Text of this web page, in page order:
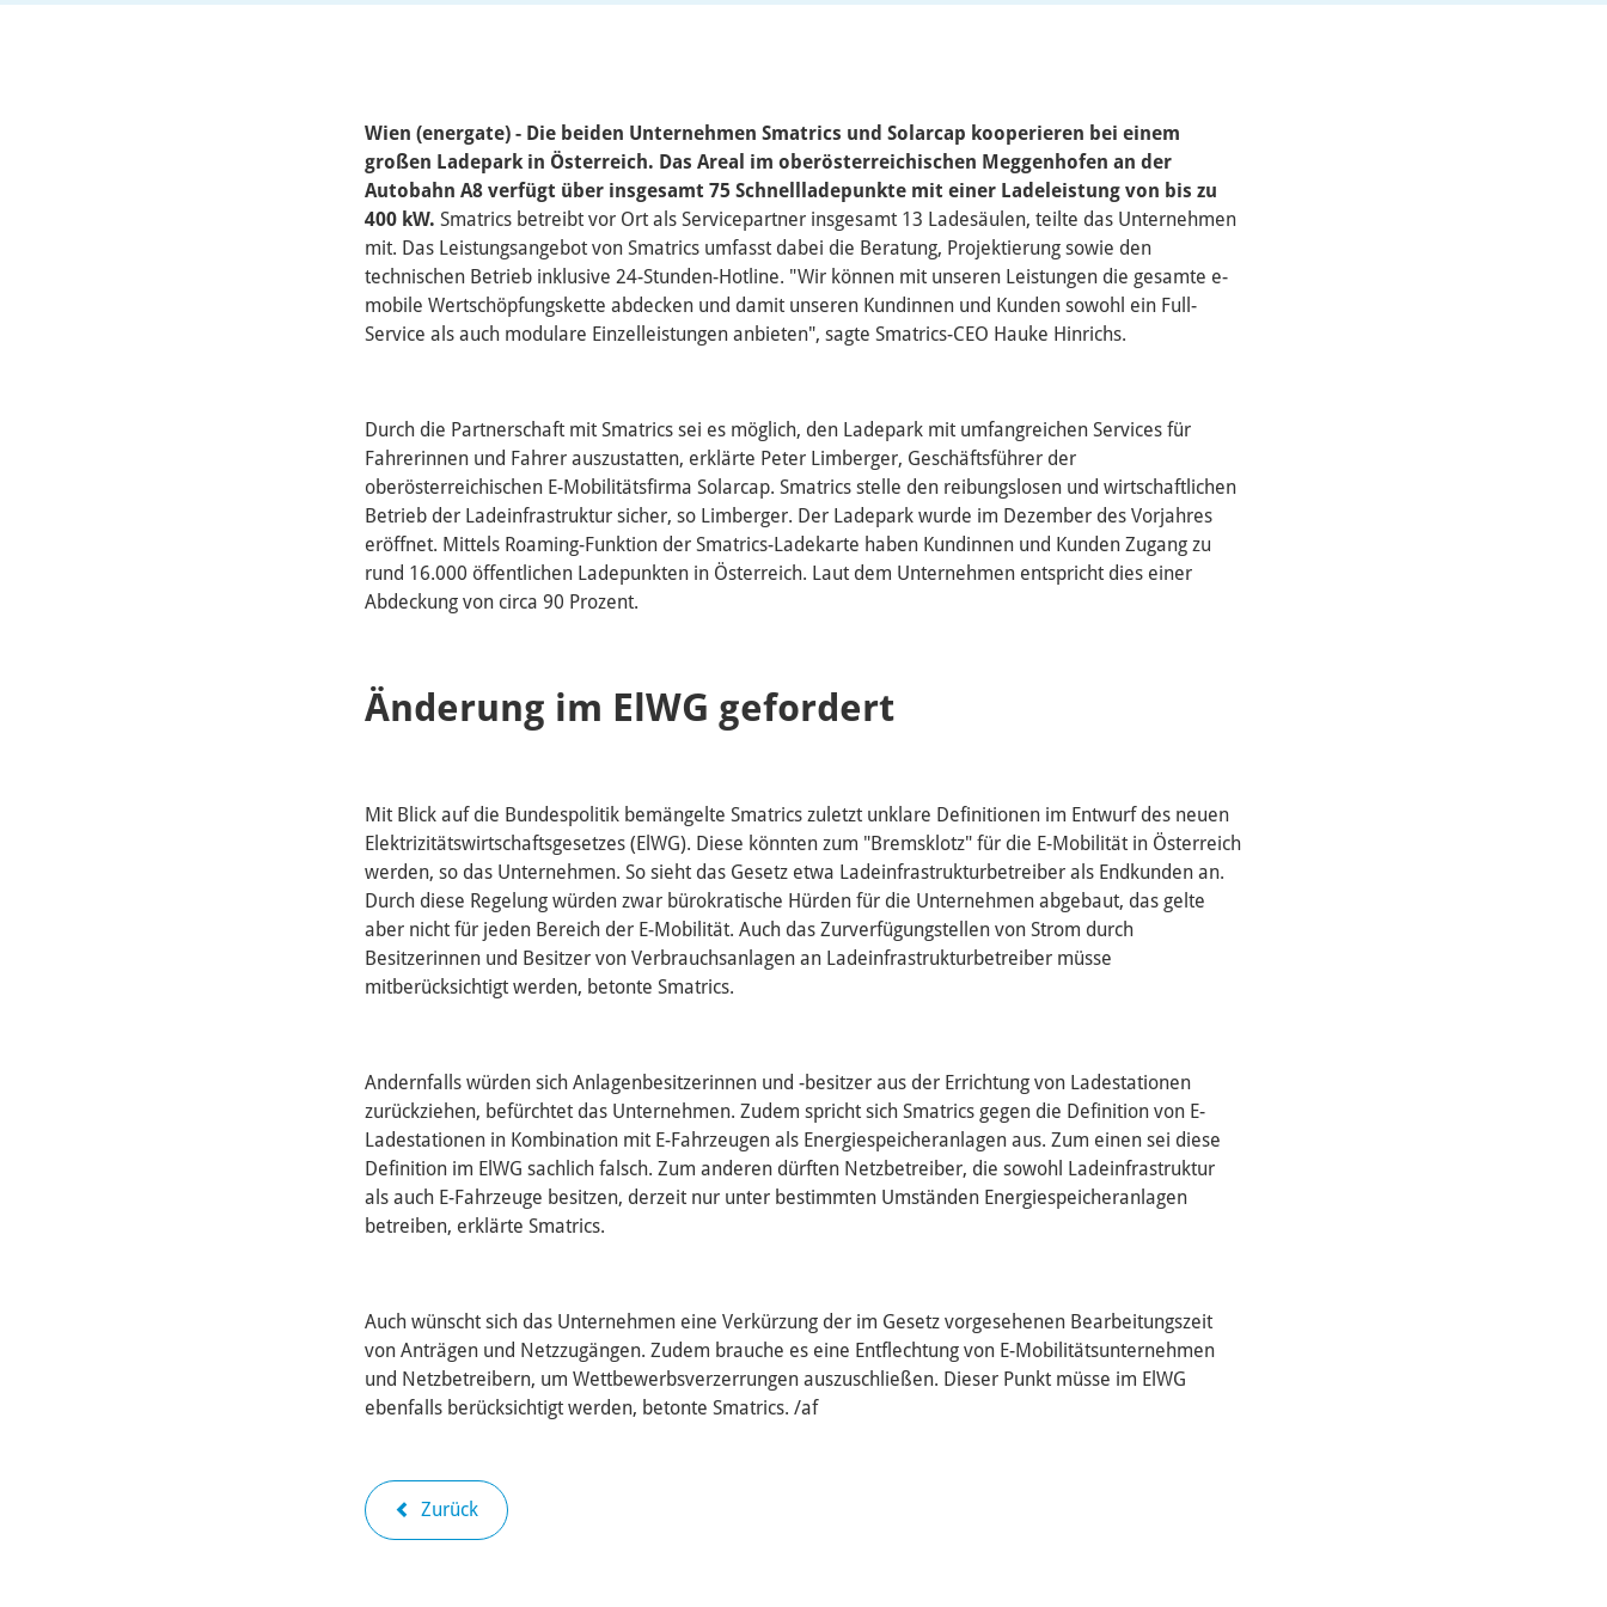
Wien (energate) - Die beiden Unternehmen Smatrics und Solarcap kooperieren bei einem
großen Ladepark in Österreich. Das Areal im oberösterreichischen Meggenhofen an der
Autobahn A8 verfügt über insgesamt 75 Schnellladepunkte mit einer Ladeleistung von bis zu
400 kW.Smatrics betreibt vor Ort als Servicepartner insgesamt 13 Ladesäulen, teilte das Unternehmen
mit. Das Leistungsangebot von Smatrics umfasst dabei die Beratung, Projektierung sowie den
technischen Betrieb inklusive 24-Stunden-Hotline. "Wir können mit unseren Leistungen die gesamte e-
mobile Wertschöpfungskette abdecken und damit unseren Kundinnen und Kunden sowohl ein Full-
Service als auch modulare Einzelleistungen anbieten", sagte Smatrics-CEO Hauke Hinrichs.
Durch die Partnerschaft mit Smatrics sei es möglich, den Ladepark mit umfangreichen Services für
Fahrerinnen und Fahrer auszustatten, erklärte Peter Limberger, Geschäftsführer der
oberösterreichischen E-Mobilitätsfirma Solarcap. Smatrics stelle den reibungslosen und wirtschaftlichen
Betrieb der Ladeinfrastruktur sicher, so Limberger. Der Ladepark wurde im Dezember des Vorjahres
eröffnet. Mittels Roaming-Funktion der Smatrics-Ladekarte haben Kundinnen und Kunden Zugang zu
rund 16.000 öffentlichen Ladepunkten in Österreich. Laut dem Unternehmen entspricht dies einer
Abdeckung von circa 90 Prozent.
Änderung im ElWG gefordert
Mit Blick auf die Bundespolitik bemängelte Smatrics zuletzt unklare Definitionen im Entwurf des neuen
Elektrizitätswirtschaftsgesetzes (ElWG). Diese könnten zum "Bremsklotz" für die E-Mobilität in Österreich
werden, so das Unternehmen. So sieht das Gesetz etwa Ladeinfrastrukturbetreiber als Endkunden an.
Durch diese Regelung würden zwar bürokratische Hürden für die Unternehmen abgebaut, das gelte
aber nicht für jeden Bereich der E-Mobilität. Auch das Zurverfügungstellen von Strom durch
Besitzerinnen und Besitzer von Verbrauchsanlagen an Ladeinfrastrukturbetreiber müsse
mitberücksichtigt werden, betonte Smatrics.
Andernfalls würden sich Anlagenbesitzerinnen und -besitzer aus der Errichtung von Ladestationen
zurückziehen, befürchtet das Unternehmen. Zudem spricht sich Smatrics gegen die Definition von E-
Ladestationen in Kombination mit E-Fahrzeugen als Energiespeicheranlagen aus. Zum einen sei diese
Definition im ElWG sachlich falsch. Zum anderen dürften Netzbetreiber, die sowohl Ladeinfrastruktur
als auch E-Fahrzeuge besitzen, derzeit nur unter bestimmten Umständen Energiespeicheranlagen
betreiben, erklärte Smatrics.
Auch wünscht sich das Unternehmen eine Verkürzung der im Gesetz vorgesehenen Bearbeitungszeit
von Anträgen und Netzzugängen. Zudem brauche es eine Entflechtung von E-Mobilitätsunternehmen
und Netzbetreibern, um Wettbewerbsverzerrungen auszuschließen. Dieser Punkt müsse im ElWG
ebenfalls berücksichtigt werden, betonte Smatrics. /af
Zurück